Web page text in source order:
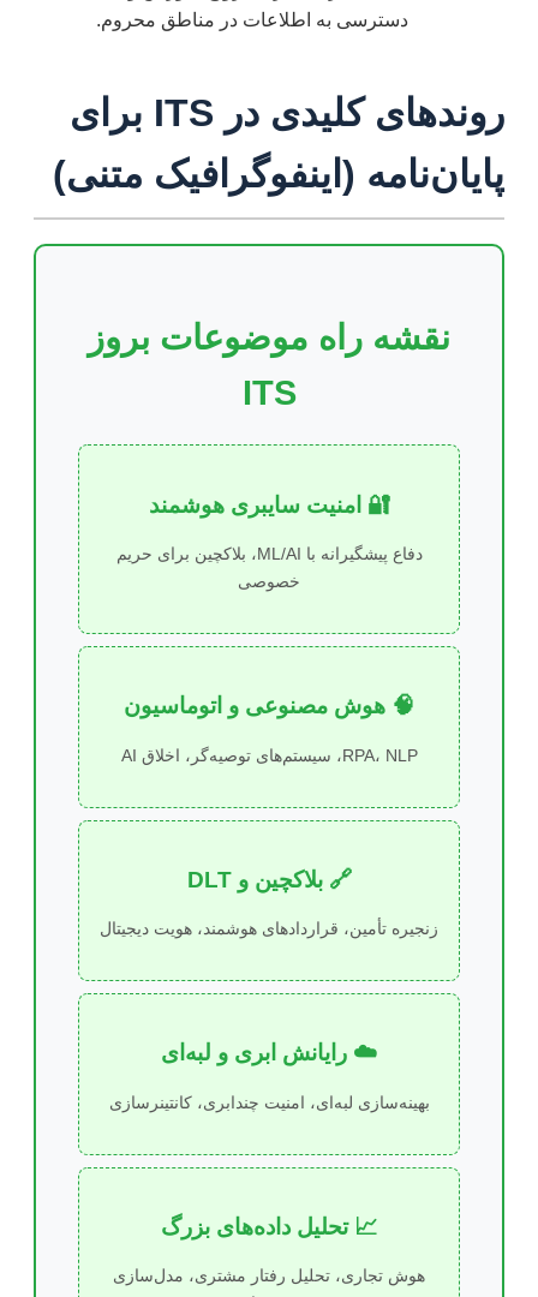
دسترسی به اطلاعات در مناطق محروم.
روندهای کلیدی در ITS برای
پایان‌نامه (اینفوگرافیک متنی)
نقشه راه موضوعات بروز
ITS
🔐 امنیت سایبری هوشمند
دفاع پیشگیرانه با ML/AI، بلاکچین برای حریم
خصوصی
🧠 هوش مصنوعی و اتوماسیون
RPA، NLP، سیستم‌های توصیه‌گر، اخلاق AI
🔗 بلاکچین و DLT
زنجیره تأمین، قراردادهای هوشمند، هویت دیجیتال
☁️ رایانش ابری و لبه‌ای
بهینه‌سازی لبه‌ای، امنیت چندابری، کانتینرسازی
📈 تحلیل داده‌های بزرگ
هوش تجاری، تحلیل رفتار مشتری، مدل‌سازی